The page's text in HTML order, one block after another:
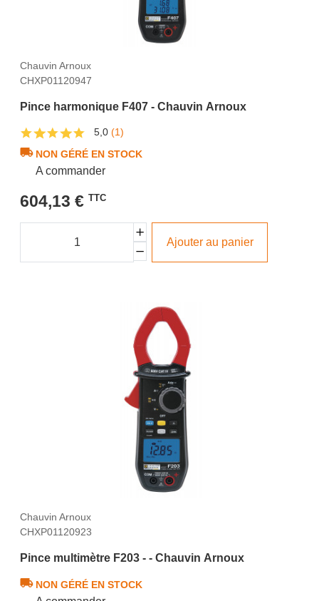
Chauvin Arnoux
CHXP01120947
Pince harmonique F407 - Chauvin Arnoux
5,0 (1)
NON GÉRÉ EN STOCK
A commander
604,13 € TTC
Ajouter au panier
Chauvin Arnoux
CHXP01120923
Pince multimètre F203 - - Chauvin Arnoux
NON GÉRÉ EN STOCK